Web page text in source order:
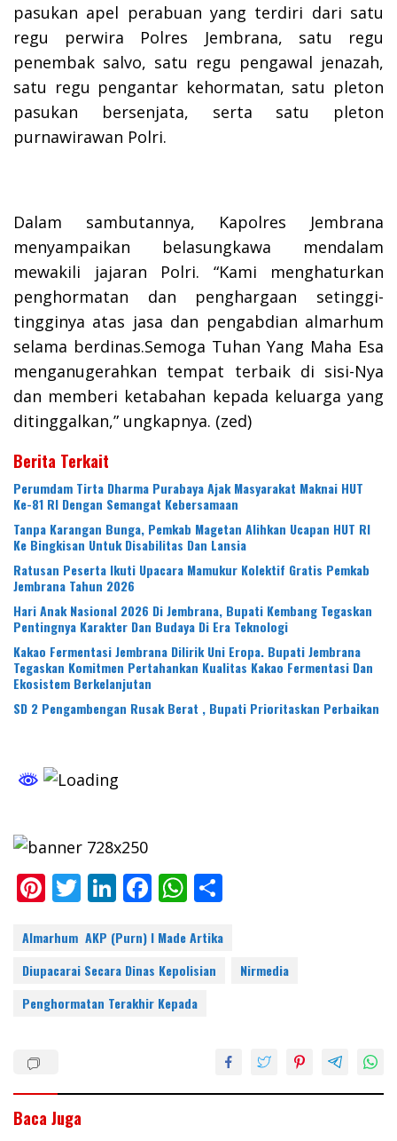
pasukan apel perabuan yang terdiri dari satu
regu perwira Polres Jembrana, satu regu
penembak salvo, satu regu pengawal jenazah,
satu regu pengantar kehormatan, satu pleton
pasukan bersenjata, serta satu pleton
purnawirawan Polri.
Dalam sambutannya, Kapolres Jembrana
menyampaikan belasungkawa mendalam
mewakili jajaran Polri. “Kami menghaturkan
penghormatan dan penghargaan setinggi-
tingginya atas jasa dan pengabdian almarhum
selama berdinas.Semoga Tuhan Yang Maha Esa
menganugerahkan tempat terbaik di sisi-Nya
dan memberi ketabahan kepada keluarga yang
ditinggalkan,” ungkapnya. (zed)
Berita Terkait
Perumdam Tirta Dharma Purabaya Ajak Masyarakat Maknai HUT
Ke-81 RI Dengan Semangat Kebersamaan
Tanpa Karangan Bunga, Pemkab Magetan Alihkan Ucapan HUT RI
Ke Bingkisan Untuk Disabilitas Dan Lansia
Ratusan Peserta Ikuti Upacara Mamukur Kolektif Gratis Pemkab
Jembrana Tahun 2026
Hari Anak Nasional 2026 Di Jembrana, Bupati Kembang Tegaskan
Pentingnya Karakter Dan Budaya Di Era Teknologi
Kakao Fermentasi Jembrana Dilirik Uni Eropa. Bupati Jembrana
Tegaskan Komitmen Pertahankan Kualitas Kakao Fermentasi Dan
Ekosistem Berkelanjutan
SD 2 Pengambengan Rusak Berat , Bupati Prioritaskan Perbaikan
Pi
er
e
st
T
itt
er
Li
k
e
dI
F
e
b
o
W
at
s
A
ar
Almarhum AKP (Purn) I Made Artika
Diupacarai Secara Dinas Kepolisian
Nirmedia
Penghormatan Terakhir Kepada
Baca Juga